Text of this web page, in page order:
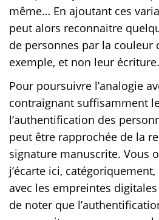
même… En ajoutant ces
peut alors reconnaitre
de personnes par la couleur
exemple, et non leur
Pour poursuivre l’analogie
contraignant suffisamment
l’authentification des
peut être rapprochée de la
signature manuscrite. Vous
j’écarte ici,
avec les empreintes
de noter que